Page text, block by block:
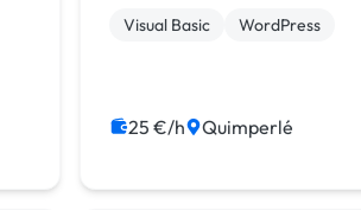
Visual Basic WordPress
25 €/h Quimperlé